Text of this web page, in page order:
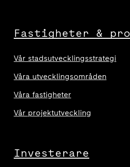
Fastigheter &
Vår stadsutvecklingsstrategi
Våra utvecklingsområden
Våra fastigheter
Vår projektutveckling
Investerare